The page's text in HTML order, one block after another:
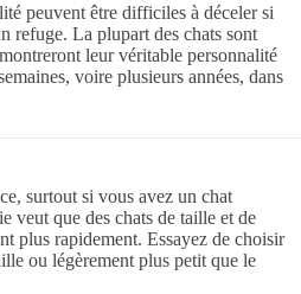
peuvent être difficiles à déceler si
refuge. La plupart des chats sont
leur véritable personnalité
voire plusieurs années, dans
surtout si vous avez un chat
veut que des chats de taille et de
plus rapidement. Essayez de choisir
ou légèrement plus petit que le